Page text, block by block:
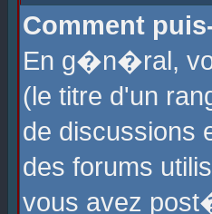
Comment
En g�n�ral,
(le titre d'un
de discussions
des forums
vous avez